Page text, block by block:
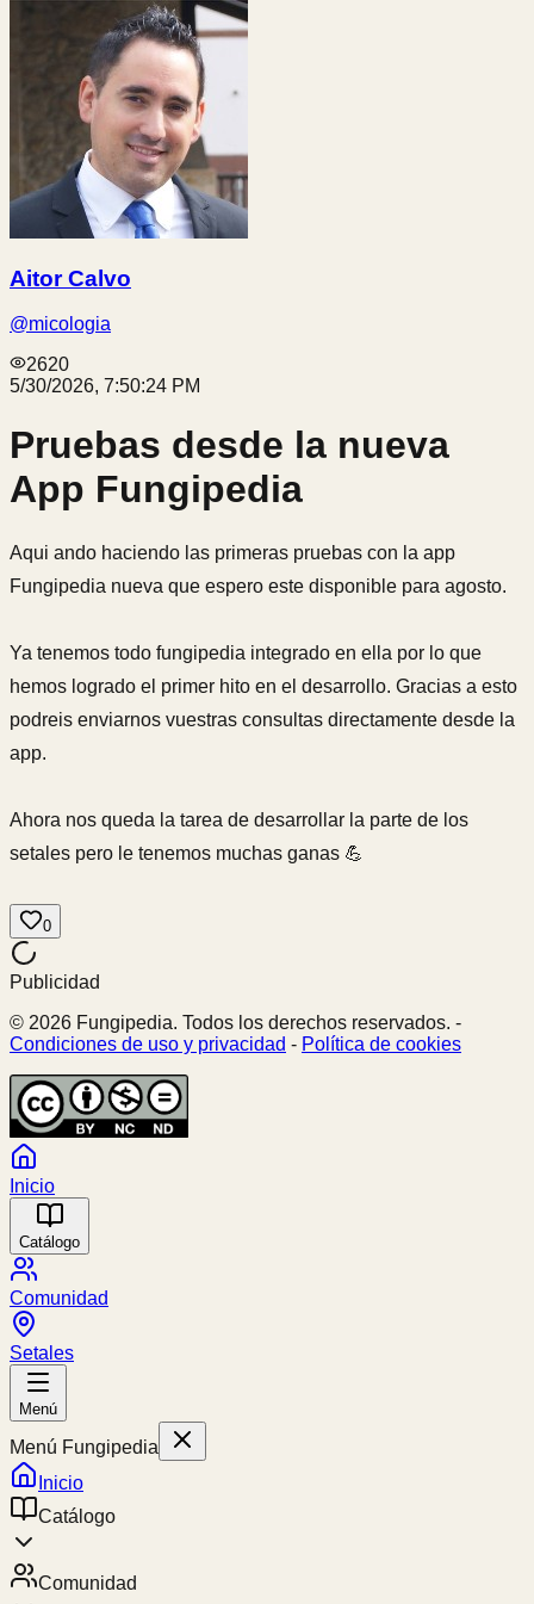
Aitor Calvo
@micologia
2620
5/30/2026, 7:50:24 PM
Pruebas desde la nueva
App Fungipedia
Aqui ando haciendo las primeras pruebas con la app
Fungipedia nueva que espero este disponible para agosto.
Ya tenemos todo fungipedia integrado en ella por lo que
hemos logrado el primer hito en el desarrollo. Gracias a esto
podreis enviarnos vuestras consultas directamente desde la
app.
Ahora nos queda la tarea de desarrollar la parte de los
setales pero le tenemos muchas ganas 💪
0
Publicidad
© 2026 Fungipedia. Todos los derechos reservados. -
Condiciones de uso y privacidad - Política de cookies
Inicio
Catálogo
Comunidad
Setales
Menú
Menú Fungipedia
Inicio
Catálogo
Comunidad